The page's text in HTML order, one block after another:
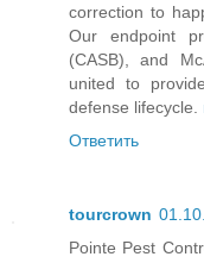
correction to
Our endpoint
(CASB), and
united to
defense lifecycle.
Ответить
tourcrown
Pointe Pest